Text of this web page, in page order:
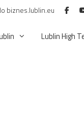
biznes.lublin.eu
Lublin High